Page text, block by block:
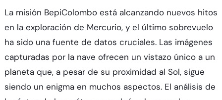
La misión BepiColombo está alcanzando nuevos hitos
en la exploración de Mercurio, y el último sobrevuelo
ha sido una fuente de datos cruciales. Las imágenes
capturadas por la nave ofrecen un vistazo único a un
planeta que, a pesar de su proximidad al Sol, sigue
siendo un enigma en muchos aspectos. El análisis de